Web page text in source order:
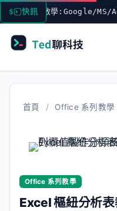
跳
至
快訊
教學:Google/MS/Aegis 帳號
首頁 / Office 系列教學
Office 系列教學
Excel 樞紐分析